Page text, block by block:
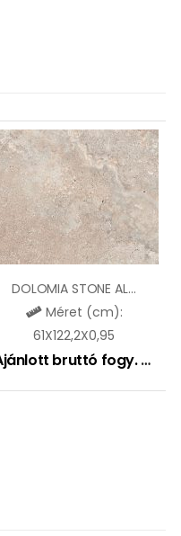
DOLOMIA STONE ALMOND OUTDOOR
Méret (cm):
61X122,2X0,95
Ajánlott bruttó fogy. ár: